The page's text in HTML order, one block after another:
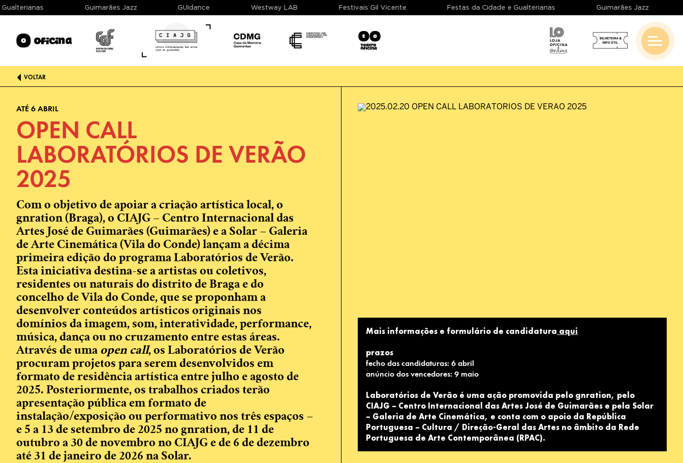
e Gualterianas Guimarães Jazz GUIdance Westway LAB Festivais Gil Vicente Festas da Cidade e Gualterianas Guimarães Jazz
ATÉ 6 ABRIL
OPEN CALL
LABORATÓRIOS DE VERÃO
2025
Com o objetivo de apoiar a criação artística local, o
gnration (Braga), o CIAJG – Centro Internacional das
Artes José de Guimarães (Guimarães) e a Solar – Galeria
de Arte Cinemática (Vila do Conde) lançam a décima
primeira edição do programa Laboratórios de Verão.
Esta iniciativa destina-se a artistas ou coletivos,
residentes ou naturais do distrito de Braga e do
concelho de Vila do Conde, que se proponham a
desenvolver conteúdos artísticos originais nos
domínios da imagem, som, interatividade, performance,
música, dança ou no cruzamento entre estas áreas.
Através de uma open call, os Laboratórios de Verão
procuram projetos para serem desenvolvidos em
formato de residência artística entre julho e agosto de
2025. Posteriormente, os trabalhos criados terão
apresentação pública em formato de
instalação/exposição ou performativo nos três espaços –
e 5 a 13 de setembro de 2025 no gnration, de 11 de
outubro a 30 de novembro no CIAJG e de 6 de dezembro
até 31 de janeiro de 2026 na Solar.
Mais informações e formulário de candidatura aqui
prazos
fecho das candidaturas: 6 abril
anúncio dos vencedores: 9 maio
Laboratórios de Verão é uma ação promovida pelo gnration, pelo
CIAJG – Centro Internacional das Artes José de Guimarães e pela Solar
– Galeria de Arte Cinemática, e conta com o apoio da República
Portuguesa – Cultura / Direção-Geral das Artes no âmbito da Rede
Portuguesa de Arte Contemporânea (RPAC).
VOLTAR